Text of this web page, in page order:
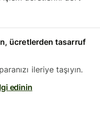
ücretlerden tasarruf
ileriye taşıyın.
edinin